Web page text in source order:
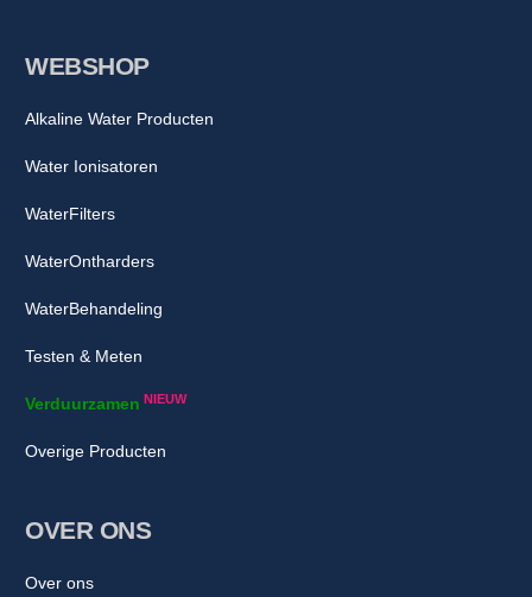
WEBSHOP
Alkaline Water Producten
Water Ionisatoren
WaterFilters
WaterOntharders
WaterBehandeling
Testen & Meten
Verduurzamen NIEUW
Overige Producten
OVER ONS
Over ons